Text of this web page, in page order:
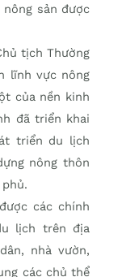
sản được
tịch Thường
lĩnh vực nông
của nền kinh
đã triển khai
triển du lịch
nông thôn
các chính
lịch trên địa
nhà vườn,
các chủ thể